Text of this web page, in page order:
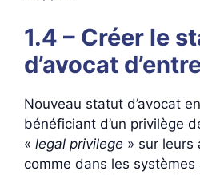
1.4 – Créer le
d’avocat
Nouveau statut d’avocat
bénéficiant d’un privilège
« legal privilege » sur leurs
comme dans les